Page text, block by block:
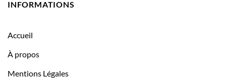
INFORMATIONS
Accueil
À propos
Mentions Légales